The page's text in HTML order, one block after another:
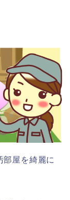
部屋を綺麗に